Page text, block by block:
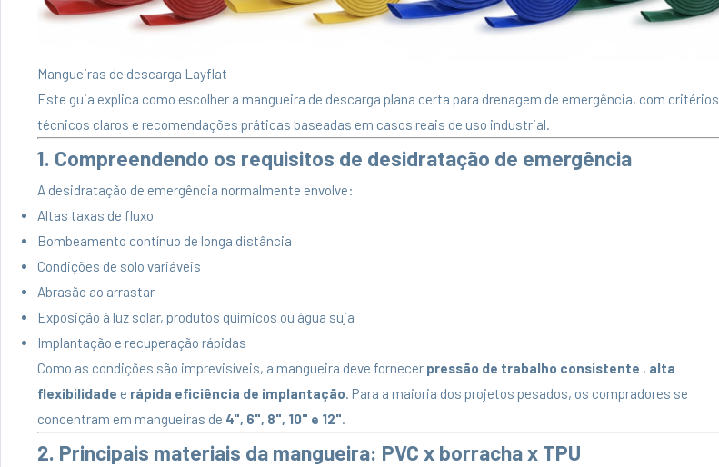
Mangueiras de descarga Layflat
Este guia explica como escolher a mangueira de descarga plana certa para drenagem de emergência, com critérios
técnicos claros e recomendações práticas baseadas em casos reais de uso industrial.
1. Compreendendo os requisitos de desidratação de emergência
A desidratação de emergência normalmente envolve:
Altas taxas de fluxo
Bombeamento contínuo de longa distância
Condições de solo variáveis
Abrasão ao arrastar
Exposição à luz solar, produtos químicos ou água suja
Implantação e recuperação rápidas
Como as condições são imprevisíveis, a mangueira deve fornecer pressão de trabalho consistente , alta
flexibilidade e rápida eficiência de implantação. Para a maioria dos projetos pesados, os compradores se
concentram em mangueiras de 4", 6", 8", 10" e 12".
2. Principais materiais da mangueira: PVC x borracha x TPU